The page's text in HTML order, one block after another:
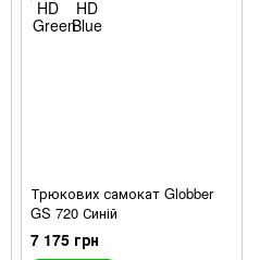
Трюкових самокат Globber
GS 720 Синій
7 175 грн